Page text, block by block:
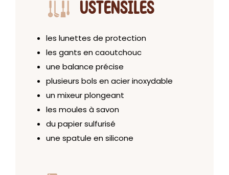
USTENSILES
les lunettes de protection
les gants en caoutchouc
une balance précise
plusieurs bols en acier inoxydable
un mixeur plongeant
les moules à savon
du papier sulfurisé
une spatule en silicone